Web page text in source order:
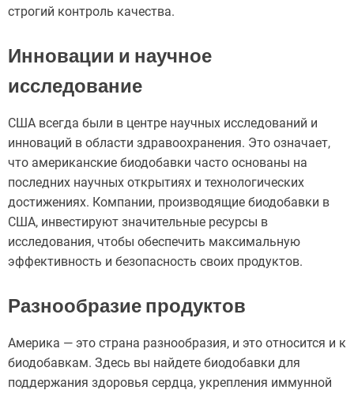
строгий контроль качества.
Инновации и научное
исследование
США всегда были в центре научных исследований и
инноваций в области здравоохранения. Это означает,
что американские биодобавки часто основаны на
последних научных открытиях и технологических
достижениях. Компании, производящие биодобавки в
США, инвестируют значительные ресурсы в
исследования, чтобы обеспечить максимальную
эффективность и безопасность своих продуктов.
Разнообразие продуктов
Америка — это страна разнообразия, и это относится и к
биодобавкам. Здесь вы найдете биодобавки для
поддержания здоровья сердца, укрепления иммунной